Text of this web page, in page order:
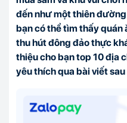
đến như một thiên
bạn có thể tìm thấy quán
thu hút đông đảo thực
thiệu cho bạn top 10 địa
yêu thích qua bài viết sau